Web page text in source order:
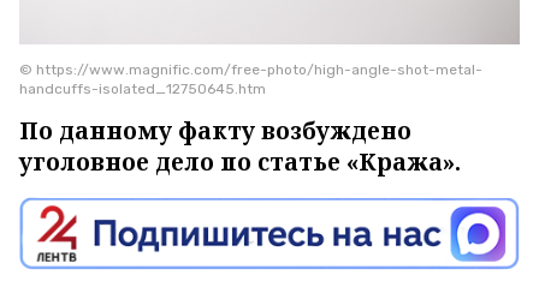
© https://www.magnific.com/free-photo/high-angle-shot-metal-
handcuffs-isolated_12750645.htm
По данному факту возбуждено
уголовное дело по статье «Кража».